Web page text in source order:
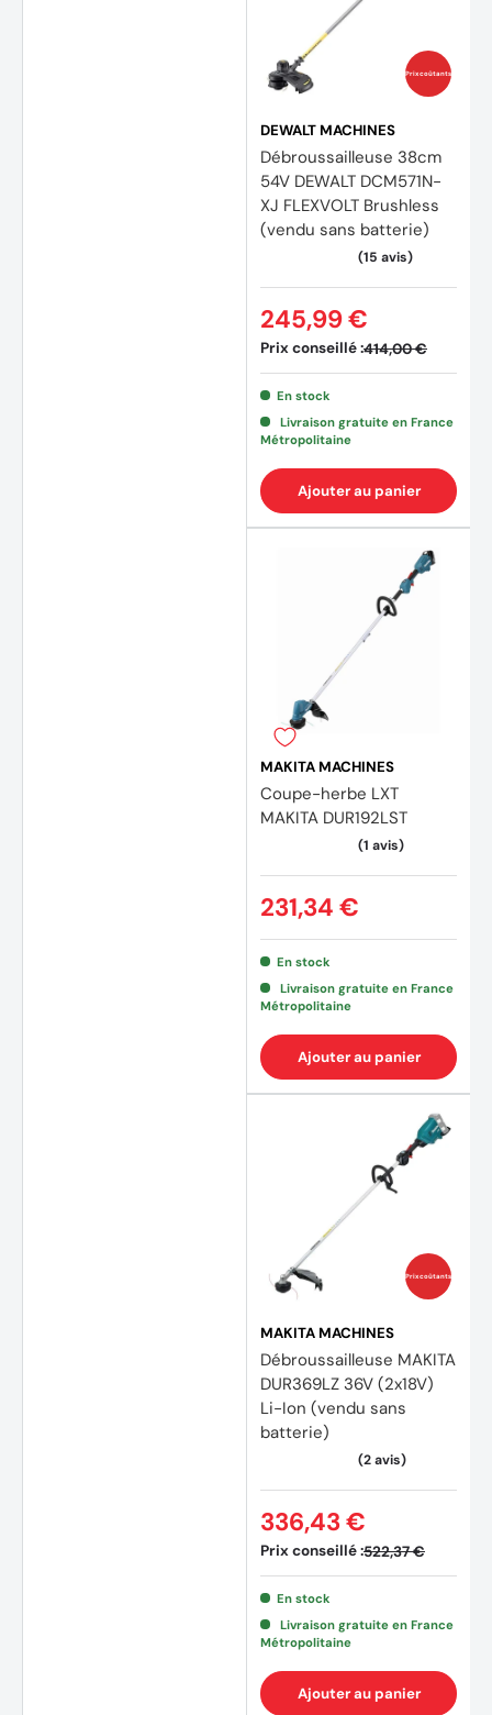
Prix coûtants
DEWALT MACHINES
Débroussailleuse 38cm
54V DEWALT DCM571N-
XJ FLEXVOLT Brushless
(vendu sans batterie)
Prix conseillé :414,00 €
245,99 €
En stock
Livraison gratuite en France
Métropolitaine
Ajouter au panier
MAKITA MACHINES
Coupe-herbe LXT
MAKITA DUR192LST
231,34 €
En stock
Livraison gratuite en France
Métropolitaine
Ajouter au panier
Prix coûtants
MAKITA MACHINES
Débroussailleuse MAKITA
DUR369LZ 36V (2x18V)
Li-Ion (vendu sans
batterie)
Prix conseillé :522,37 €
336,43 €
En stock
Livraison gratuite en France
Métropolitaine
Ajouter au panier